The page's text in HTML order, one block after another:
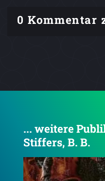
0 Kommentar
... weitere
Stiffers, B. B.